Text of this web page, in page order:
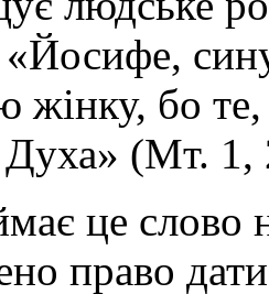
«Йосифе,
бо те,
Духа» (Мт. 1,
це слово
право